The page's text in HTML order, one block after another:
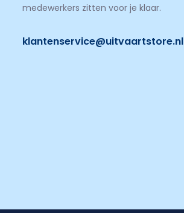
medewerkers zitten voor je klaar.
klantenservice@uitvaartstore.nl